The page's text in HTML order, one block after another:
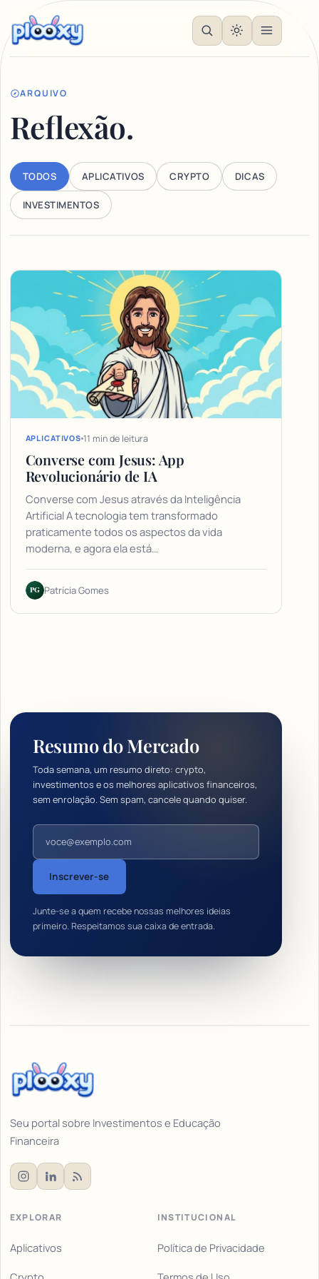
ARQUIVO
Reflexão.
TODOS APLICATIVOS CRYPTO DICAS
INVESTIMENTOS
Articles
APLICATIVOS 11 min de leitura
Converse com Jesus: App
Revolucionário de IA
Converse com Jesus através da Inteligência
Artificial A tecnologia tem transformado
praticamente todos os aspectos da vida
moderna, e agora ela está…
PG Patrícia Gomes
Resumo do Mercado
Toda semana, um resumo direto: crypto,
investimentos e os melhores aplicativos financeiros,
sem enrolação. Sem spam, cancele quando quiser.
Endereço de e-mail
Inscrever-se
Junte-se a quem recebe nossas melhores ideias
primeiro. Respeitamos sua caixa de entrada.
Seu portal sobre Investimentos e Educação
Financeira
EXPLORAR
Aplicativos
INSTITUCIONAL
Política de Privacidade